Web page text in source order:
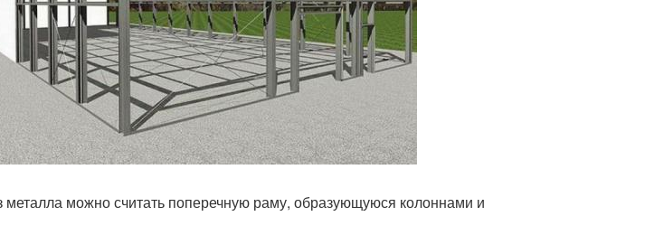
металла можно считать поперечную раму, образующуюся колоннами и